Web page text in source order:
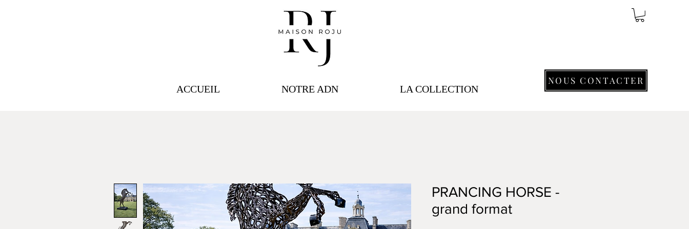
ACCUEIL NOTRE ADN LA COLLECTION
NOUS CONTACTER
PRANCING HORSE -
grand format